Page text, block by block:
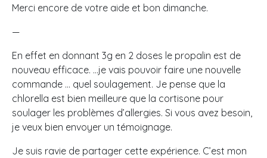
Merci encore de votre aide et bon dimanche.
—
En effet en donnant 3g en 2 doses le propalin est de
nouveau efficace. …je vais pouvoir faire une nouvelle
commande … quel soulagement. Je pense que la
chlorella est bien meilleure que la cortisone pour
soulager les problèmes d’allergies. Si vous avez besoin,
je veux bien envoyer un témoignage.
Je suis ravie de partager cette expérience. C’est mon